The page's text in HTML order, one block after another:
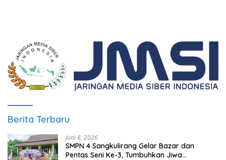
Berita Terbaru
Juni 8, 2026
SMPN 4 Sangkulirang Gelar Bazar dan
Pentas Seni Ke-3, Tumbuhkan Jiwa